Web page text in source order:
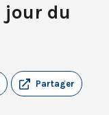
jour du
Partager